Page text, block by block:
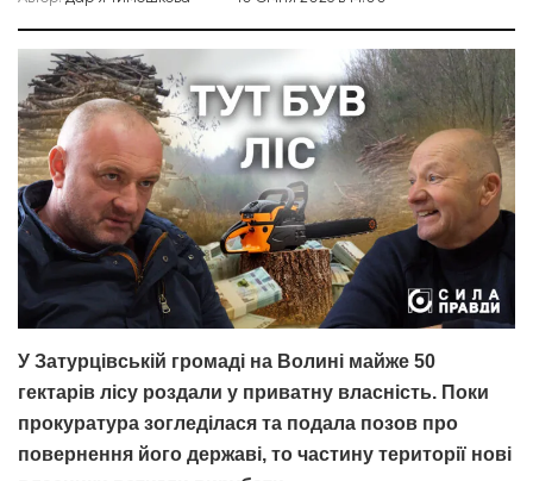
У Затурцівській громаді на Волині майже 50
гектарів лісу роздали у приватну власність. Поки
прокуратура зогледілася та подала позов про
повернення його державі, то частину території нові